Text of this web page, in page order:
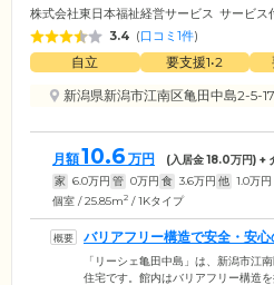
株式会社東日本福祉経営サービス サービス
3.4 (口コミ1件)
自立 要支援1•2
新潟県新潟市江南区亀田中島2-5-17
月額10.6 万円 (入居金18.0万円) +
家 6.0万円 管 0万円 食 3.6万円 他 1.0万円
個室 / 25.85m2 / 1Kタイプ
バリアフリー構造で安全・安
け住宅です
「リーシェ亀田中島」は、新潟市江
住宅です。館内はバリアフリー構造